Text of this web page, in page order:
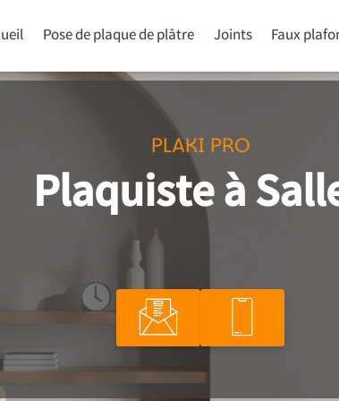
Pose de plaque de plâtre Joints Faux
PLAKI PRO
Plaquiste à